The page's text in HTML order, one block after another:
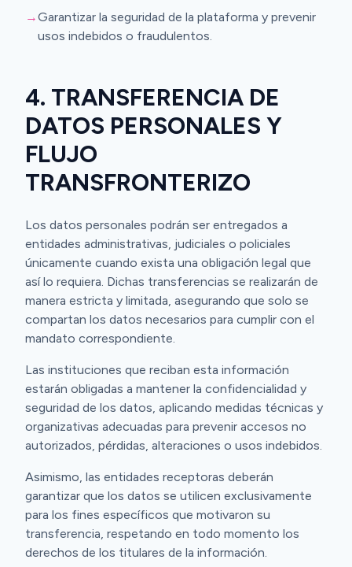
→Garantizar la seguridad de la plataforma y prevenir
usos indebidos o fraudulentos.
4. TRANSFERENCIA DE
DATOS PERSONALES Y
FLUJO
TRANSFRONTERIZO
Los datos personales podrán ser entregados a
entidades administrativas, judiciales o policiales
únicamente cuando exista una obligación legal que
así lo requiera. Dichas transferencias se realizarán de
manera estricta y limitada, asegurando que solo se
compartan los datos necesarios para cumplir con el
mandato correspondiente.
Las instituciones que reciban esta información
estarán obligadas a mantener la confidencialidad y
seguridad de los datos, aplicando medidas técnicas y
organizativas adecuadas para prevenir accesos no
autorizados, pérdidas, alteraciones o usos indebidos.
Asimismo, las entidades receptoras deberán
garantizar que los datos se utilicen exclusivamente
para los fines específicos que motivaron su
transferencia, respetando en todo momento los
derechos de los titulares de la información.